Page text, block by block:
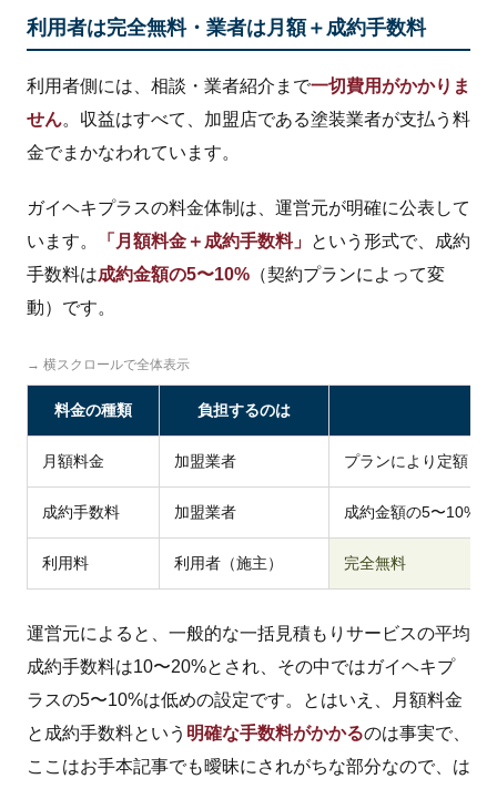
利用者は完全無料・業者は月額＋成約手数料
利用者側には、相談・業者紹介まで一切費用がかかりま
せん。収益はすべて、加盟店である塗装業者が支払う料
金でまかなわれています。
ガイヘキプラスの料金体制は、運営元が明確に公表して
います。
「月額料金＋成約手数料」
という形式で、成約
手数料は成約金額の5〜10% （契約プランによって変
動）です。
→ 横スクロールで全体表示
料金の種類 負担するのは
月額料金 加盟業者 プランにより定額（
成約手数料 加盟業者 成約金額の5〜10%
利用料 利用者（施主） 完全無料
運営元によると、一般的な一括見積もりサービスの平均
成約手数料は10〜20%とされ、その中ではガイヘキプ
ラスの5〜10%は低めの設定です。とはいえ、月額料金
と成約手数料という 明確な手数料がかかるのは事実で、
ここはお手本記事でも曖昧にされがちな部分なので、は